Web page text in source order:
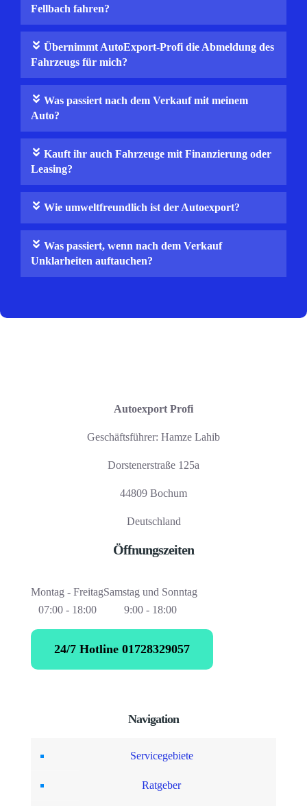
Fellbach fahren?
Übernimmt AutoExport‑Profi die Abmeldung des
Fahrzeugs für mich?
Was passiert nach dem Verkauf mit meinem
Auto?
Kauft ihr auch Fahrzeuge mit Finanzierung oder
Leasing?
Wie umweltfreundlich ist der Autoexport?
Was passiert, wenn nach dem Verkauf
Unklarheiten auftauchen?
Autoexport Profi
Geschäftsführer: Hamze Lahib
Dorstenerstraße 125a
44809 Bochum
Deutschland
Öffnungszeiten
Montag - Freitag
07:00 - 18:00
Samstag und Sonntag
9:00 - 18:00
24/7 Hotline 01728329057
Navigation
Servicegebiete
Ratgeber